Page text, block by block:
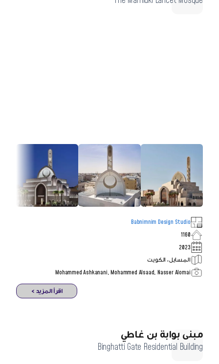
Babnimnim Design Studio
1160
2023
المسايل، الكويت
Mohammed Ashkanani, Mohammed Alsaad, Nasser Alomai
اقرأ المزيد >
مبنى بوابة بن غاطي
Binghatti Gate Residential Building